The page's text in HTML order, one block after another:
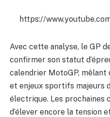
https://
Avec cette analyse, le GP
confirmer son statut
calendrier MotoGP, mêlant
et enjeux sportifs majeurs
électrique. Les prochaines
d’élever encore la tension